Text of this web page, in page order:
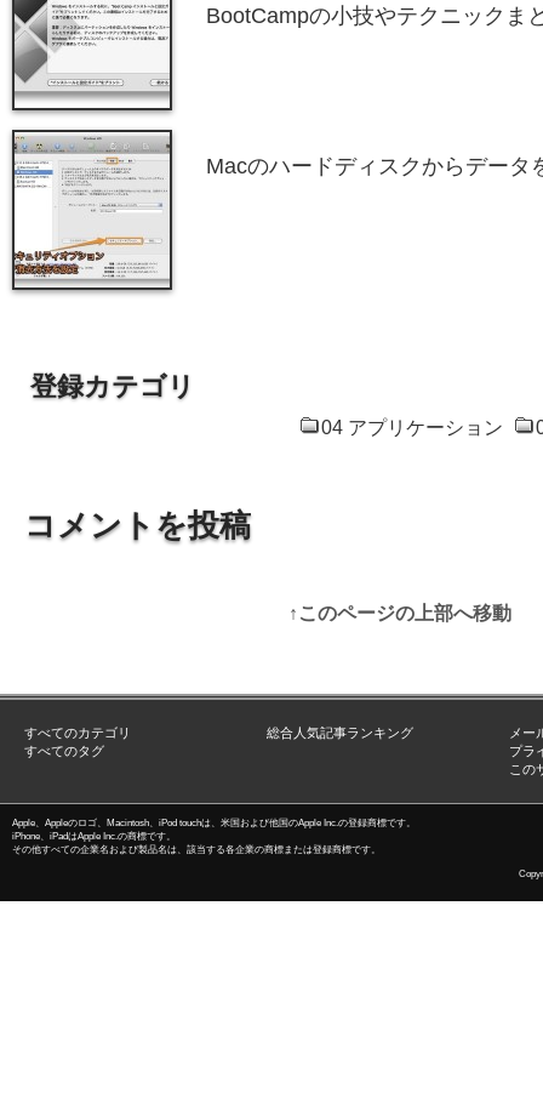
BootCampの小技やテクニックま
Macのハードディスクからデータ
登録カテゴリ
04 アプリケーション
コメントを投稿
↑このページの上部へ移動
すべてのカテゴリ
すべてのタグ
総合人気記事ランキング
メー
プラ
この
Apple、Appleのロゴ、Macintosh、iPod touchは、米国および他国のApple Inc.の登録商標です。
iPhone、iPadはApple Inc.の商標です。
その他すべての企業名および製品名は、該当する各企業の商標または登録商標です。